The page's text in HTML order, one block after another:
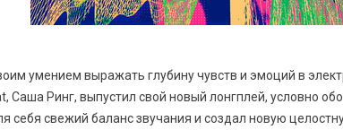
умением выражать глубину чувств и эмоций в
Саша Ринг, выпустил свой новый лонгплей, условно
себя свежий баланс звучания и создал новую